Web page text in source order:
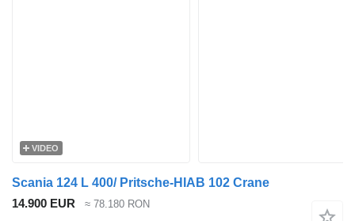
VIDEO
Scania 124 L 400/ Pritsche-HIAB 102 Crane
14.900 EUR
≈ 78.180 RON